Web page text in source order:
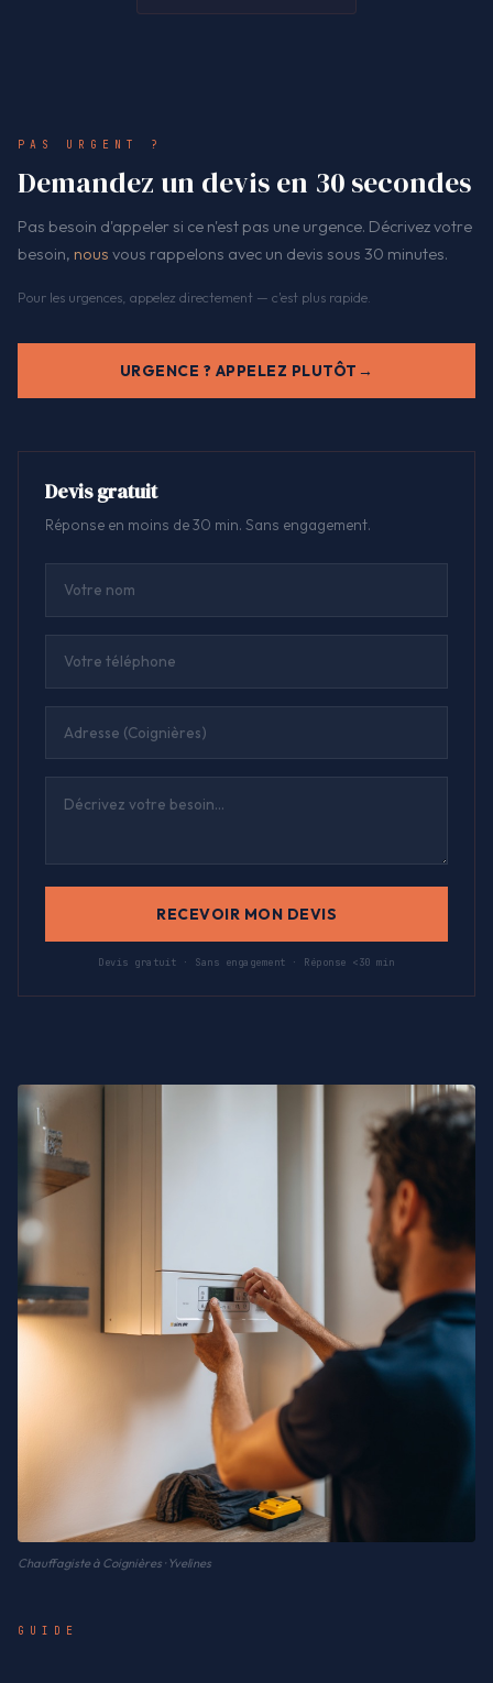
PAS URGENT ?
Demandez un devis en 30 secondes
Pas besoin d'appeler si ce n'est pas une urgence. Décrivez votre
besoin, nous vous rappelons avec un devis sous 30 minutes.
Pour les urgences, appelez directement — c'est plus rapide.
URGENCE ? APPELEZ PLUTÔT
Devis gratuit
Réponse en moins de 30 min. Sans engagement.
RECEVOIR MON DEVIS
Devis gratuit · Sans engagement · Réponse <30 min
Chauffagiste à Coignières · Yvelines
GUIDE